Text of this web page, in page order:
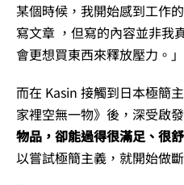
某個時候，我開始感到工作
寫文章 ，但寫的內容並非我
會更想買東西來釋放壓力。」
而在 Kasin 接觸到日本極簡
家裡空無一物》後，深受啟
物品，卻能過得很滿足、很
以嘗試極簡主義，就開始做斷